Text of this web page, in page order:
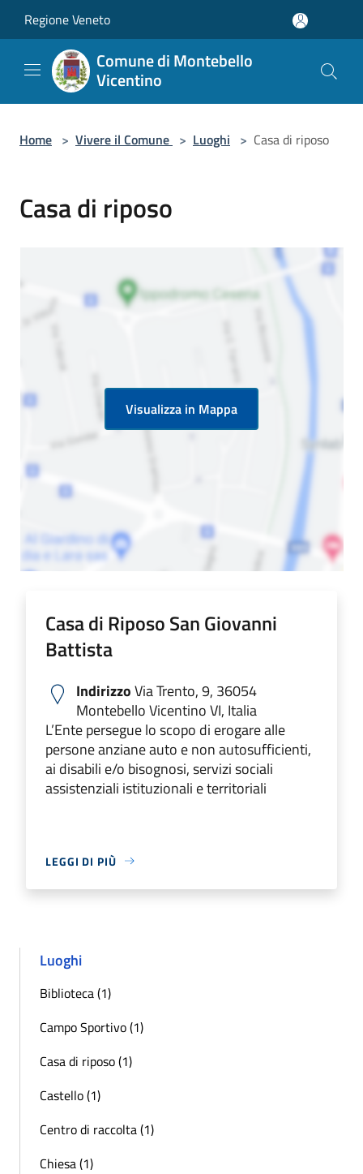
Regione Veneto
Comune di Montebello
Vicentino
Home > Vivere il Comune > Luoghi > Casa di riposo
Casa di riposo
Visualizza in Mappa
Casa di Riposo San Giovanni
Battista
IndirizzoVia Trento, 9, 36054
Montebello Vicentino VI, Italia
L’Ente persegue lo scopo di erogare alle
persone anziane auto e non autosufficienti,
ai disabili e/o bisognosi, servizi sociali
assistenziali istituzionali e territoriali
LEGGI DI PIÙ
Luoghi
Biblioteca (1)
Campo Sportivo (1)
Casa di riposo (1)
Castello (1)
Centro di raccolta (1)
Chiesa (1)